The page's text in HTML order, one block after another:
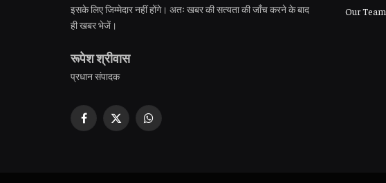
इसके लिए जिम्मेदार नहीं होंगे। अतः खबर की सत्यता की जाँच करने के बाद
ही खबर भेजें।
रूपेश श्रीवास
प्रधान संपादक
Facebook
X
WhatsApp
Our Team